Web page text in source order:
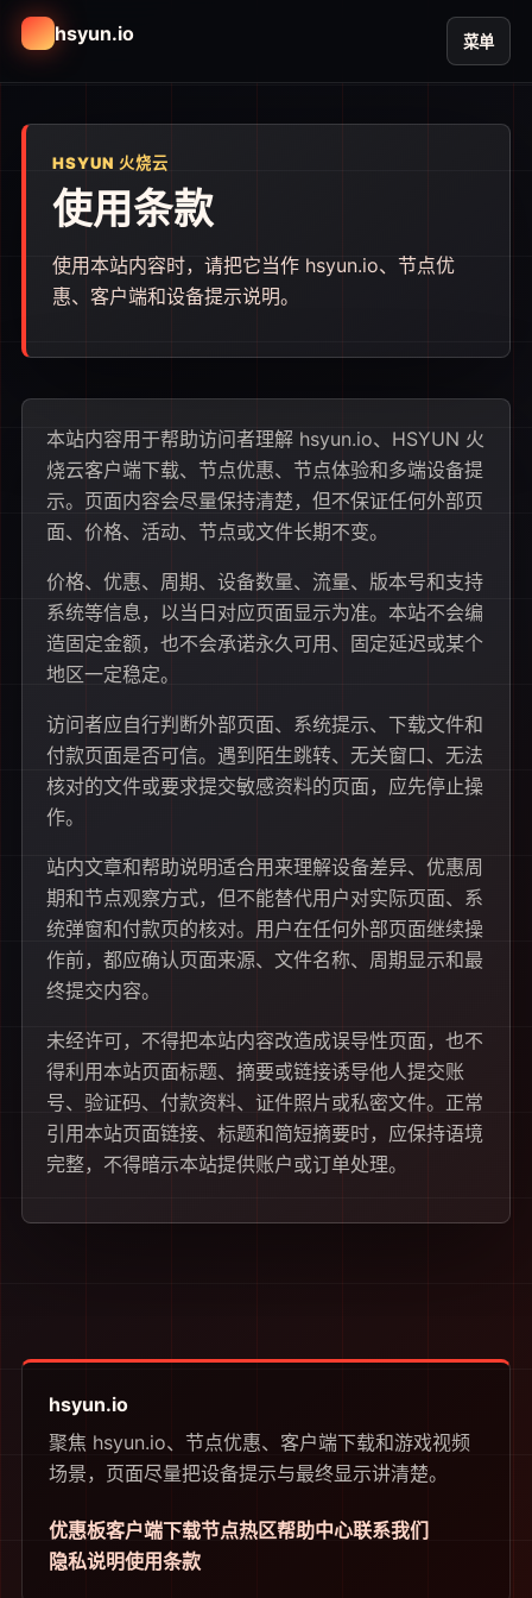
hsyun.io 菜单
HSYUN 火烧云
使用条款
使用本站内容时，请把它当作 hsyun.io、节点优
惠、客户端和设备提示说明。
本站内容用于帮助访问者理解 hsyun.io、HSYUN 火
烧云客户端下载、节点优惠、节点体验和多端设备提
示。页面内容会尽量保持清楚，但不保证任何外部页
面、价格、活动、节点或文件长期不变。
价格、优惠、周期、设备数量、流量、版本号和支持
系统等信息，以当日对应页面显示为准。本站不会编
造固定金额，也不会承诺永久可用、固定延迟或某个
地区一定稳定。
访问者应自行判断外部页面、系统提示、下载文件和
付款页面是否可信。遇到陌生跳转、无关窗口、无法
核对的文件或要求提交敏感资料的页面，应先停止操
作。
站内文章和帮助说明适合用来理解设备差异、优惠周
期和节点观察方式，但不能替代用户对实际页面、系
统弹窗和付款页的核对。用户在任何外部页面继续操
作前，都应确认页面来源、文件名称、周期显示和最
终提交内容。
未经许可，不得把本站内容改造成误导性页面，也不
得利用本站页面标题、摘要或链接诱导他人提交账
号、验证码、付款资料、证件照片或私密文件。正常
引用本站页面链接、标题和简短摘要时，应保持语境
完整，不得暗示本站提供账户或订单处理。
hsyun.io
聚焦 hsyun.io、节点优惠、客户端下载和游戏视频
场景，页面尽量把设备提示与最终显示讲清楚。
优惠板客户端下载节点热区帮助中心联系我们
隐私说明使用条款